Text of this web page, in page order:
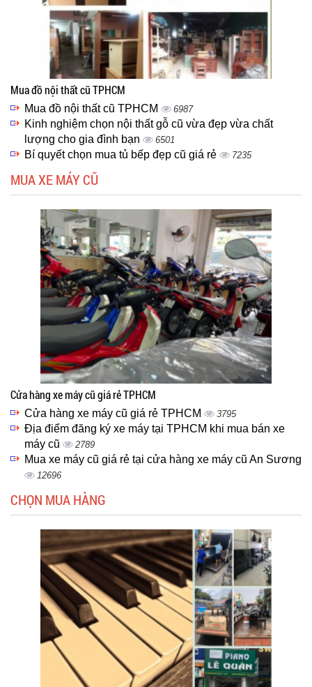
Mua đồ nội thất cũ TPHCM
Mua đồ nội thất cũ TPHCM 6987
Kinh nghiệm chọn nội thất gỗ cũ vừa đẹp vừa chất
lượng cho gia đình bạn
6501
Bí quyết chọn mua tủ bếp đẹp cũ giá rẻ 7235
MUA XE MÁY CŨ
Cửa hàng xe máy cũ giá rẻ TPHCM
Cửa hàng xe máy cũ giá rẻ TPHCM 3795
Địa điểm đăng ký xe máy tại TPHCM khi mua bán xe
máy cũ
2789
Mua xe máy cũ giá rẻ tại cửa hàng xe máy cũ An Sương
12696
CHỌN MUA HÀNG